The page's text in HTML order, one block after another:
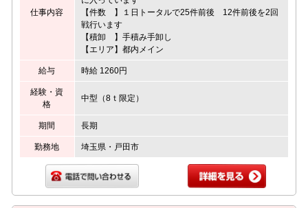
仕事内容
【件数 】１日トータルで25件前後 12件前後を2回
戦行います
【積卸 】手積み手卸し
【エリア】都内メイン
給与 時給 1260円
経験・資
格
中型（8ｔ限定）
期間 長期
勤務地 埼玉県・戸田市